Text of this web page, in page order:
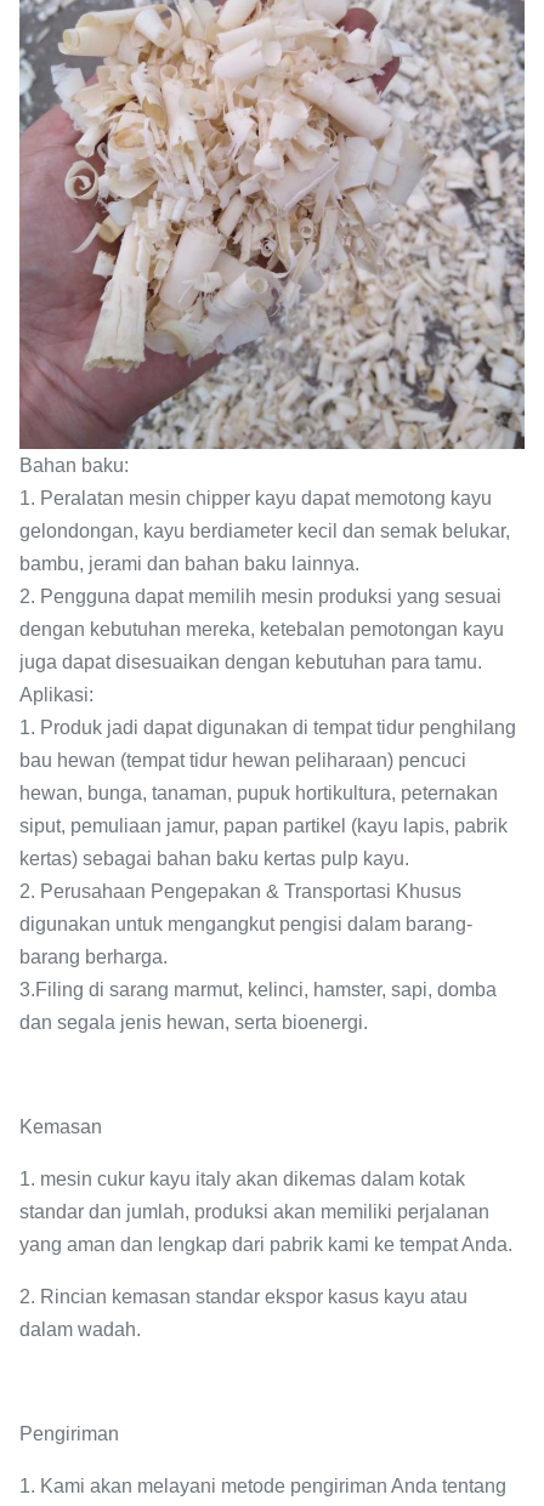
Bahan baku:
1. Peralatan mesin chipper kayu dapat memotong kayu
gelondongan, kayu berdiameter kecil dan semak belukar,
bambu, jerami dan bahan baku lainnya.
2. Pengguna dapat memilih mesin produksi yang sesuai
dengan kebutuhan mereka, ketebalan pemotongan kayu
juga dapat disesuaikan dengan kebutuhan para tamu.
Aplikasi:
1. Produk jadi dapat digunakan di tempat tidur penghilang
bau hewan (tempat tidur hewan peliharaan) pencuci
hewan, bunga, tanaman, pupuk hortikultura, peternakan
siput, pemuliaan jamur, papan partikel (kayu lapis, pabrik
kertas) sebagai bahan baku kertas pulp kayu.
2. Perusahaan Pengepakan & Transportasi Khusus
digunakan untuk mengangkut pengisi dalam barang-
barang berharga.
3.Filing di sarang marmut, kelinci, hamster, sapi, domba
dan segala jenis hewan, serta bioenergi.
Kemasan
1. mesin cukur kayu italy akan dikemas dalam kotak
standar dan jumlah, produksi akan memiliki perjalanan
yang aman dan lengkap dari pabrik kami ke tempat Anda.
2. Rincian kemasan standar ekspor kasus kayu atau
dalam wadah.
Pengiriman
1. Kami akan melayani metode pengiriman Anda tentang